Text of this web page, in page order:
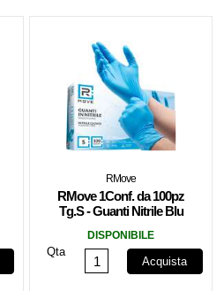
RMove
RMove 1Conf. da 100pz
Tg.S - Guanti Nitrile Blu
Polvere
DISPONIBILE
Qta
Acquista